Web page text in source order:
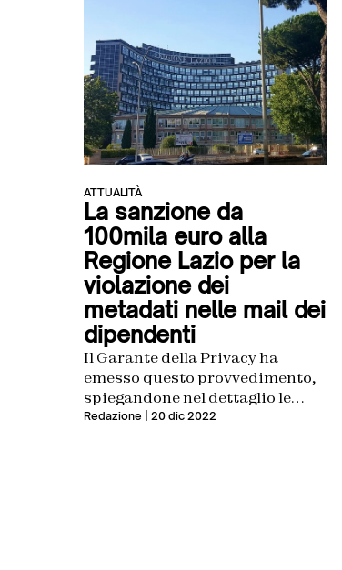
ATTUALITÀ
La sanzione da
100mila euro alla
Regione Lazio per la
violazione dei
metadati nelle mail dei
dipendenti
Il Garante della Privacy ha
emesso questo provvedimento,
spiegandone nel dettaglio le
ragioni. Nessuna procedura di
Redazione | 20 dic 2022